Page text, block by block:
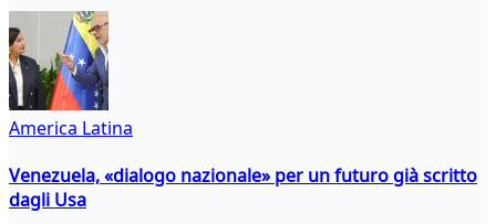
America Latina
Venezuela, «dialogo nazionale» per un futuro già scritto
dagli Usa